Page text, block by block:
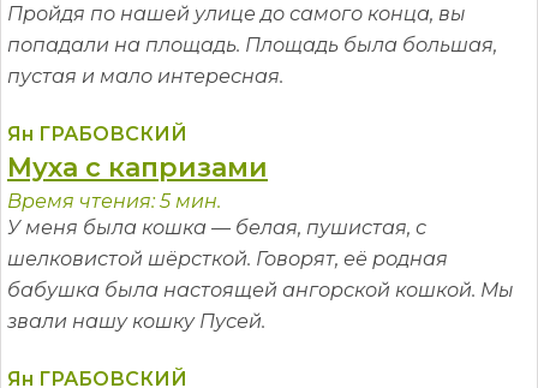
Пройдя по нашей улице до самого конца, вы
попадали на площадь. Площадь была большая,
пустая и мало интересная.
Ян ГРАБОВСКИЙ
Муха с капризами
Время чтения: 5 мин.
У меня была кошка — белая, пушистая, с
шелковистой шёрсткой. Говорят, её родная
бабушка была настоящей ангорской кошкой. Мы
звали нашу кошку Пусей.
Ян ГРАБОВСКИЙ